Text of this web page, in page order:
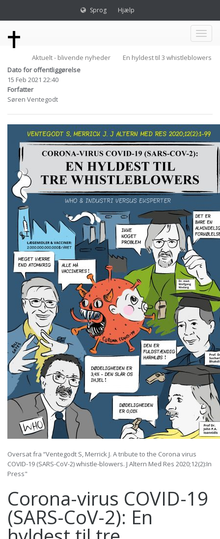
Sprog Hjælp
Toggle
Aktuelt - blivende nyheder
En hyldest til 3 whistleblowers
Dato for offentliggørelse
15 Feb 2021 22:40
Forfatter
Søren Ventegodt
Oversat fra “Ventegodt S, Merrick J. A tribute to the Corona virus
COVID-19 (SARS-CoV-2) whistle-blowers. J Altern Med Res 2020;12(2):In
Press"
Corona-virus COVID-19
(SARS-CoV-2): En